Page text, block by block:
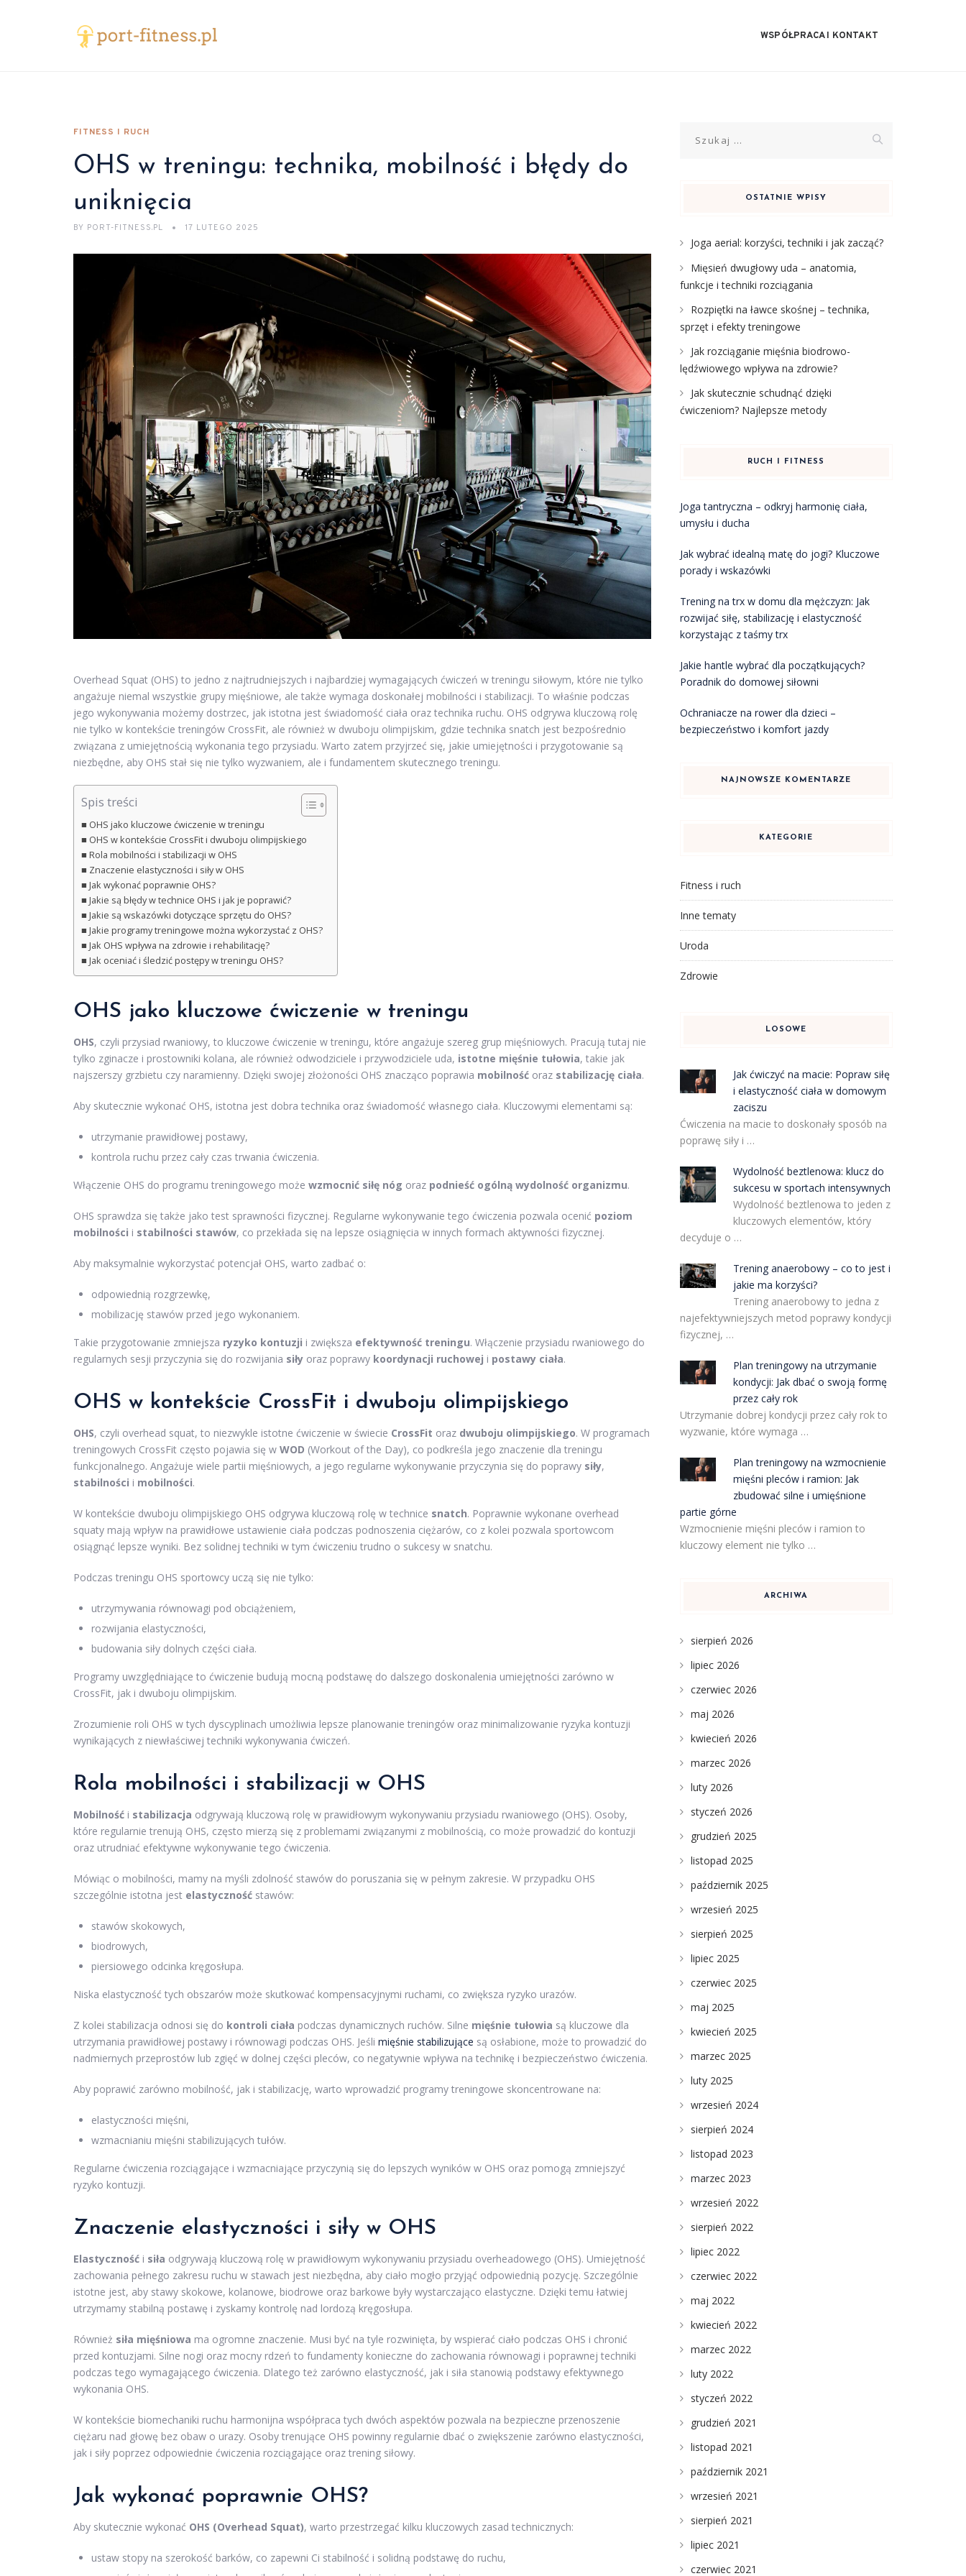
WSPÓŁPRACA I KONTAKT
FITNESS I RUCH
OHS w treningu: technika, mobilność i błędy do
uniknięcia
BY PORT-FITNESS.PL 17 LUTEGO 2025
Overhead Squat (OHS) to jedno z najtrudniejszych i najbardziej wymagających ćwiczeń w treningu siłowym, które nie tylko
angażuje niemal wszystkie grupy mięśniowe, ale także wymaga doskonałej mobilności i stabilizacji. To właśnie podczas
jego wykonywania możemy dostrzec, jak istotna jest świadomość ciała oraz technika ruchu. OHS odgrywa kluczową rolę
nie tylko w kontekście treningów CrossFit, ale również w dwuboju olimpijskim, gdzie technika snatch jest bezpośrednio
związana z umiejętnością wykonania tego przysiadu. Warto zatem przyjrzeć się, jakie umiejętności i przygotowanie są
niezbędne, aby OHS stał się nie tylko wyzwaniem, ale i fundamentem skutecznego treningu.
Spis treści
OHS jako kluczowe ćwiczenie w treningu
OHS w kontekście CrossFit i dwuboju olimpijskiego
Rola mobilności i stabilizacji w OHS
Znaczenie elastyczności i siły w OHS
Jak wykonać poprawnie OHS?
Jakie są błędy w technice OHS i jak je poprawić?
Jakie są wskazówki dotyczące sprzętu do OHS?
Jakie programy treningowe można wykorzystać z OHS?
Jak OHS wpływa na zdrowie i rehabilitację?
Jak oceniać i śledzić postępy w treningu OHS?
OHS jako kluczowe ćwiczenie w treningu
OHS, czyli przysiad rwaniowy, to kluczowe ćwiczenie w treningu, które angażuje szereg grup mięśniowych. Pracują tutaj nie
tylko zginacze i prostowniki kolana, ale również odwodziciele i przywodziciele uda, istotne mięśnie tułowia, takie jak
najszerszy grzbietu czy naramienny. Dzięki swojej złożoności OHS znacząco poprawia mobilność oraz stabilizację ciała.
Aby skutecznie wykonać OHS, istotna jest dobra technika oraz świadomość własnego ciała. Kluczowymi elementami są:
utrzymanie prawidłowej postawy,
kontrola ruchu przez cały czas trwania ćwiczenia.
Włączenie OHS do programu treningowego może wzmocnić siłę nóg oraz podnieść ogólną wydolność organizmu.
OHS sprawdza się także jako test sprawności fizycznej. Regularne wykonywanie tego ćwiczenia pozwala ocenić poziom
mobilności i stabilności stawów, co przekłada się na lepsze osiągnięcia w innych formach aktywności fizycznej.
Aby maksymalnie wykorzystać potencjał OHS, warto zadbać o:
odpowiednią rozgrzewkę,
mobilizację stawów przed jego wykonaniem.
Takie przygotowanie zmniejsza ryzyko kontuzji i zwiększa efektywność treningu. Włączenie przysiadu rwaniowego do
regularnych sesji przyczynia się do rozwijania siły oraz poprawy koordynacji ruchowej i postawy ciała.
OHS w kontekście CrossFit i dwuboju olimpijskiego
OHS, czyli overhead squat, to niezwykle istotne ćwiczenie w świecie CrossFit oraz dwuboju olimpijskiego. W programach
treningowych CrossFit często pojawia się w WOD (Workout of the Day), co podkreśla jego znaczenie dla treningu
funkcjonalnego. Angażuje wiele partii mięśniowych, a jego regularne wykonywanie przyczynia się do poprawy siły,
stabilności i mobilności.
W kontekście dwuboju olimpijskiego OHS odgrywa kluczową rolę w technice snatch. Poprawnie wykonane overhead
squaty mają wpływ na prawidłowe ustawienie ciała podczas podnoszenia ciężarów, co z kolei pozwala sportowcom
osiągnąć lepsze wyniki. Bez solidnej techniki w tym ćwiczeniu trudno o sukcesy w snatchu.
Podczas treningu OHS sportowcy uczą się nie tylko:
utrzymywania równowagi pod obciążeniem,
rozwijania elastyczności,
budowania siły dolnych części ciała.
Programy uwzględniające to ćwiczenie budują mocną podstawę do dalszego doskonalenia umiejętności zarówno w
CrossFit, jak i dwuboju olimpijskim.
Zrozumienie roli OHS w tych dyscyplinach umożliwia lepsze planowanie treningów oraz minimalizowanie ryzyka kontuzji
wynikających z niewłaściwej techniki wykonywania ćwiczeń.
Rola mobilności i stabilizacji w OHS
Mobilność i stabilizacja odgrywają kluczową rolę w prawidłowym wykonywaniu przysiadu rwaniowego (OHS). Osoby,
które regularnie trenują OHS, często mierzą się z problemami związanymi z mobilnością, co może prowadzić do kontuzji
oraz utrudniać efektywne wykonywanie tego ćwiczenia.
Mówiąc o mobilności, mamy na myśli zdolność stawów do poruszania się w pełnym zakresie. W przypadku OHS
szczególnie istotna jest elastyczność stawów:
stawów skokowych,
biodrowych,
piersiowego odcinka kręgosłupa.
Niska elastyczność tych obszarów może skutkować kompensacyjnymi ruchami, co zwiększa ryzyko urazów.
Z kolei stabilizacja odnosi się do kontroli ciała podczas dynamicznych ruchów. Silne mięśnie tułowia są kluczowe dla
utrzymania prawidłowej postawy i równowagi podczas OHS. Jeśli mięśnie stabilizujące są osłabione, może to prowadzić do
nadmiernych przeprostów lub zgięć w dolnej części pleców, co negatywnie wpływa na technikę i bezpieczeństwo ćwiczenia.
Aby poprawić zarówno mobilność, jak i stabilizację, warto wprowadzić programy treningowe skoncentrowane na:
elastyczności mięśni,
wzmacnianiu mięśni stabilizujących tułów.
Regularne ćwiczenia rozciągające i wzmacniające przyczynią się do lepszych wyników w OHS oraz pomogą zmniejszyć
ryzyko kontuzji.
Znaczenie elastyczności i siły w OHS
Elastyczność i siła odgrywają kluczową rolę w prawidłowym wykonywaniu przysiadu overheadowego (OHS). Umiejętność
zachowania pełnego zakresu ruchu w stawach jest niezbędna, aby ciało mogło przyjąć odpowiednią pozycję. Szczególnie
istotne jest, aby stawy skokowe, kolanowe, biodrowe oraz barkowe były wystarczająco elastyczne. Dzięki temu łatwiej
utrzymamy stabilną postawę i zyskamy kontrolę nad lordozą kręgosłupa.
Również siła mięśniowa ma ogromne znaczenie. Musi być na tyle rozwinięta, by wspierać ciało podczas OHS i chronić
przed kontuzjami. Silne nogi oraz mocny rdzeń to fundamenty konieczne do zachowania równowagi i poprawnej techniki
podczas tego wymagającego ćwiczenia. Dlatego też zarówno elastyczność, jak i siła stanowią podstawy efektywnego
wykonania OHS.
W kontekście biomechaniki ruchu harmonijna współpraca tych dwóch aspektów pozwala na bezpieczne przenoszenie
ciężaru nad głowę bez obaw o urazy. Osoby trenujące OHS powinny regularnie dbać o zwiększenie zarówno elastyczności,
jak i siły poprzez odpowiednie ćwiczenia rozciągające oraz trening siłowy.
Jak wykonać poprawnie OHS?
Aby skutecznie wykonać OHS (Overhead Squat), warto przestrzegać kilku kluczowych zasad technicznych:
ustaw stopy na szerokość barków, co zapewni Ci stabilność i solidną podstawę do ruchu,
OSTATNIE WPISY
Joga aerial: korzyści, techniki i jak zacząć?
Mięsień dwugłowy uda – anatomia,
funkcje i techniki rozciągania
Rozpiętki na ławce skośnej – technika,
sprzęt i efekty treningowe
Jak rozciąganie mięśnia biodrowo-
lędźwiowego wpływa na zdrowie?
Jak skutecznie schudnąć dzięki
ćwiczeniom? Najlepsze metody
RUCH I FITNESS
Joga tantryczna – odkryj harmonię ciała,
umysłu i ducha
Jak wybrać idealną matę do jogi? Kluczowe
porady i wskazówki
Trening na trx w domu dla mężczyzn: Jak
rozwijać siłę, stabilizację i elastyczność
korzystając z taśmy trx
Jakie hantle wybrać dla początkujących?
Poradnik do domowej siłowni
Ochraniacze na rower dla dzieci –
bezpieczeństwo i komfort jazdy
NAJNOWSZE KOMENTARZE
KATEGORIE
Fitness i ruch
Inne tematy
Uroda
Zdrowie
LOSOWE
Jak ćwiczyć na macie: Popraw siłę
i elastyczność ciała w domowym
zaciszu
Ćwiczenia na macie to doskonały sposób na
poprawę siły i …
Wydolność beztlenowa: klucz do
sukcesu w sportach intensywnych
Wydolność beztlenowa to jeden z
kluczowych elementów, który
decyduje o …
Trening anaerobowy – co to jest i
jakie ma korzyści?
Trening anaerobowy to jedna z
najefektywniejszych metod poprawy kondycji
fizycznej, …
Plan treningowy na utrzymanie
kondycji: Jak dbać o swoją formę
przez cały rok
Utrzymanie dobrej kondycji przez cały rok to
wyzwanie, które wymaga …
Plan treningowy na wzmocnienie
mięśni pleców i ramion: Jak
zbudować silne i umięśnione
partie górne
Wzmocnienie mięśni pleców i ramion to
kluczowy element nie tylko …
ARCHIWA
sierpień 2026
lipiec 2026
czerwiec 2026
maj 2026
kwiecień 2026
marzec 2026
luty 2026
styczeń 2026
grudzień 2025
listopad 2025
październik 2025
wrzesień 2025
sierpień 2025
lipiec 2025
czerwiec 2025
maj 2025
kwiecień 2025
marzec 2025
luty 2025
wrzesień 2024
sierpień 2024
listopad 2023
marzec 2023
wrzesień 2022
sierpień 2022
lipiec 2022
czerwiec 2022
maj 2022
kwiecień 2022
marzec 2022
luty 2022
styczeń 2022
grudzień 2021
listopad 2021
październik 2021
wrzesień 2021
sierpień 2021
lipiec 2021
czerwiec 2021